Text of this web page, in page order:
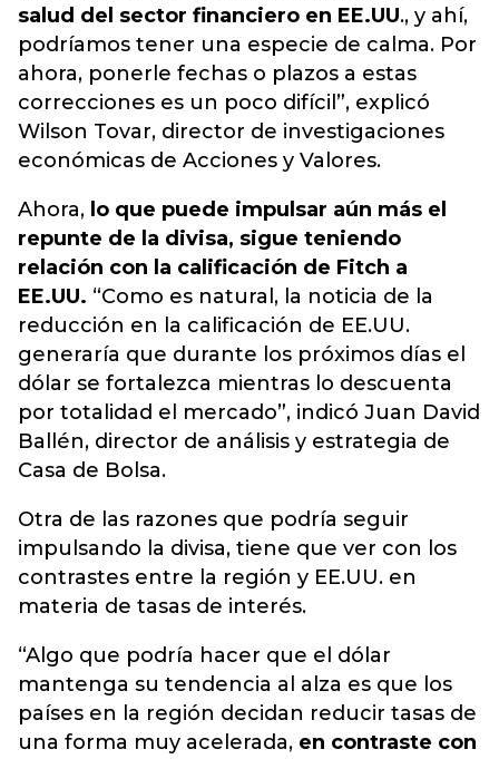
salud del sector financiero en EE.UU., y ahí,
podríamos tener una especie de calma. Por
ahora, ponerle fechas o plazos a estas
correcciones es un poco difícil”, explicó
Wilson Tovar, director de investigaciones
económicas de Acciones y Valores.
Ahora, lo que puede impulsar aún más el
repunte de la divisa, sigue teniendo
relación con la calificación de Fitch a
EE.UU. “Como es natural, la noticia de la
reducción en la calificación de EE.UU.
generaría que durante los próximos días el
dólar se fortalezca mientras lo descuenta
por totalidad el mercado”, indicó Juan David
Ballén, director de análisis y estrategia de
Casa de Bolsa.
Otra de las razones que podría seguir
impulsando la divisa, tiene que ver con los
contrastes entre la región y EE.UU. en
materia de tasas de interés.
“Algo que podría hacer que el dólar
mantenga su tendencia al alza es que los
países en la región decidan reducir tasas de
una forma muy acelerada, en contraste con